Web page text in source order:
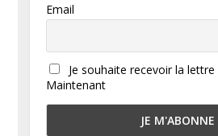
Email
Je souhaite recevoir la lettre
Maintenant